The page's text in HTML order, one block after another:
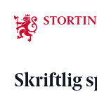
Skriftlig